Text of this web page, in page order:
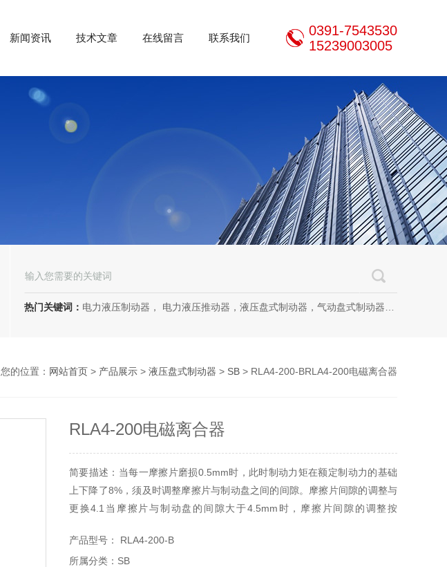
新闻资讯 技术文章 在线留言 联系我们
0391-7543530
15239003005
热门关键词： 电力液压制动器， 电力液压推动器，液压盘式制动器，气动盘式制动器，刹车片，焦作制动器股份有限公司，焦作金箍制动器，焦作金箍临瑞制动器股份有限公司
您的位置： 网站首页 > 产品展示 > 液压盘式制动器 > SB > RLA4-200-BRLA4-200电磁离合器
RLA4-200电磁离合器
简要描述：当每一摩擦片磨损0.5mm时，此时制动力矩在额定制动力的基础
上下降了8%，须及时调整摩擦片与制动盘之间的间隙。摩擦片间隙的调整与
更换4.1当摩擦片与制动盘的间隙大于4.5mm时，摩擦片间隙的调整按
更换摩擦片RLA4-200电磁离合器。
产品型号： RLA4-200-B
所属分类：SB